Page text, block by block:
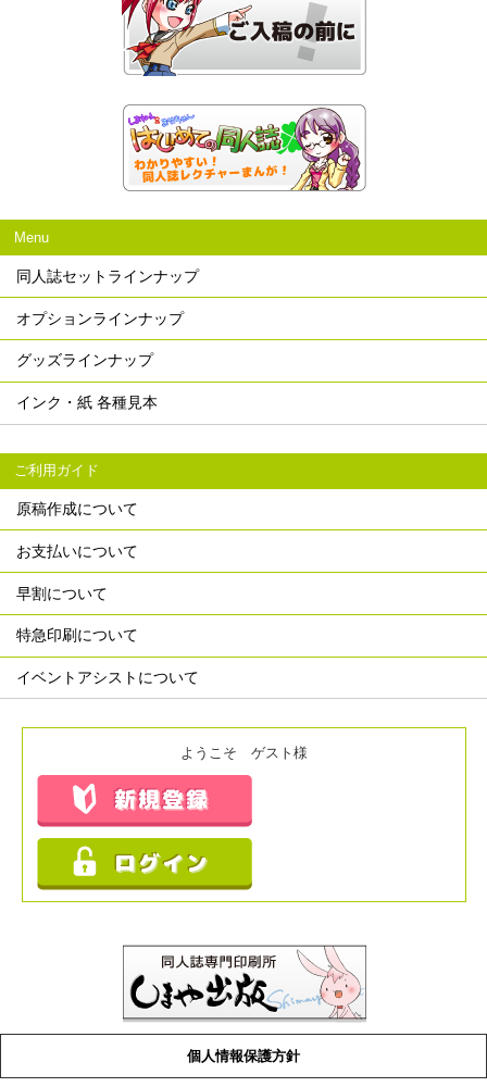
Menu
同人誌セットラインナップ
オプションラインナップ
グッズラインナップ
インク・紙 各種見本
ご利用ガイド
原稿作成について
お支払いについて
早割について
特急印刷について
イベントアシストについて
ようこそ ゲスト様
個人情報保護方針